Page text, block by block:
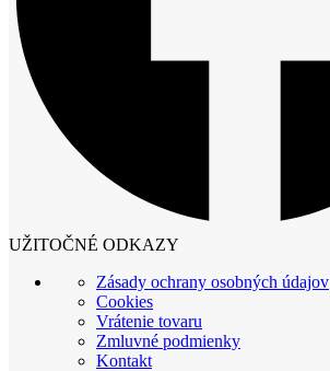
UŽITOČNÉ ODKAZY
Zásady ochrany osobných údajov
Cookies
Vrátenie tovaru
Zmluvné podmienky
Kontakt